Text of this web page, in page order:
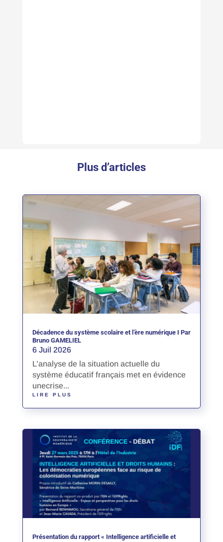
Plus d’articles
Décadence du système scolaire et l’ère numérique I Par
Bruno GAMELIEL
6 Juil 2026
L’analyse de la situation actuelle du
système éducatif français met en évidence
unecrise...
LIRE PLUS
Présentation du rapport « Intelligence artificielle et